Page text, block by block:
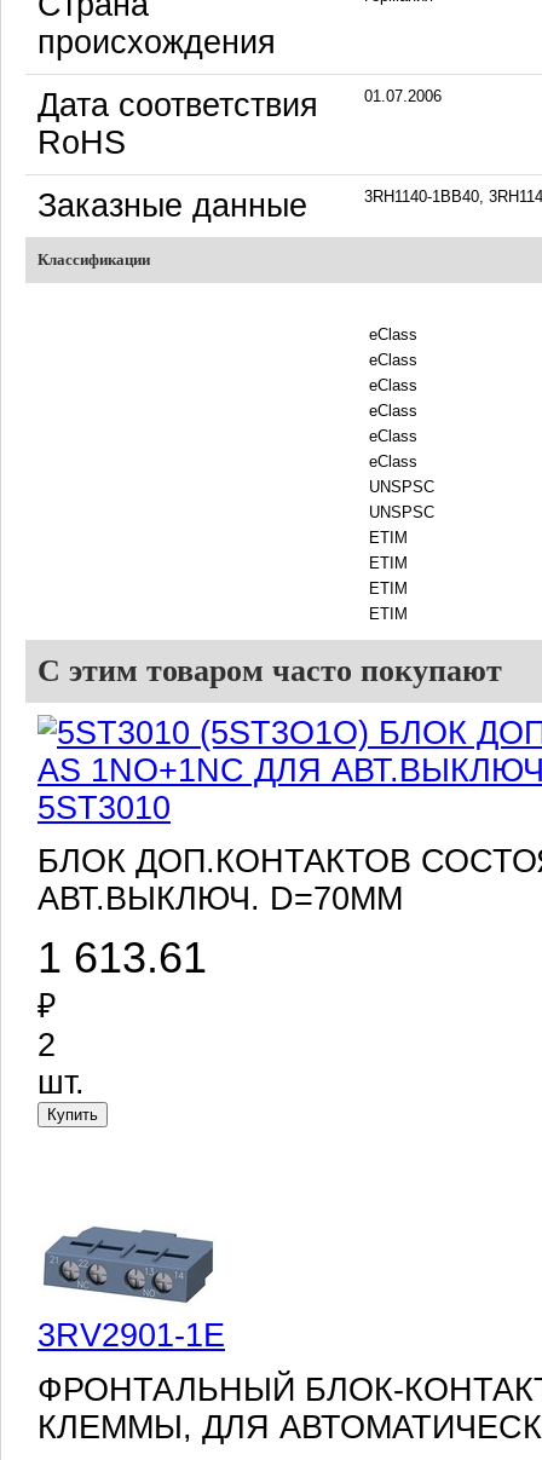
происхождения
Дата соответствия
RoHS
01.07.2006
Заказные данные 3RH1140-1BB40,
Классификации
eClass
eClass
eClass
eClass
eClass
eClass
UNSPSC
UNSPSC
ETIM
ETIM
ETIM
ETIM
С этим товаром часто покупают
5ST3010
БЛОК ДОП.КОНТАКТОВ
АВТ.ВЫКЛЮЧ. D=70ММ
1 613.61
₽
2
шт.
3RV2901-1E
ФРОНТАЛЬНЫЙ БЛОК-
КЛЕММЫ, ДЛЯ